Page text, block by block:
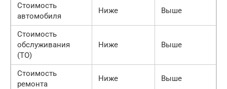
Стоимость
автомобиля
Ниже Выше
Стоимость
обслуживания
(ТО)
Ниже Выше
Стоимость
ремонта
Ниже Выше